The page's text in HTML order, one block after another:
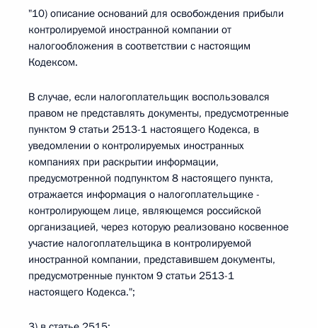
"10) описание оснований для освобождения прибыли
контролируемой иностранной компании от
налогообложения в соответствии с настоящим
Кодексом.
В случае, если налогоплательщик воспользовался
правом не представлять документы, предусмотренные
пунктом 9 статьи 2513-1 настоящего Кодекса, в
уведомлении о контролируемых иностранных
компаниях при раскрытии информации,
предусмотренной подпунктом 8 настоящего пункта,
отражается информация о налогоплательщике -
контролирующем лице, являющемся российской
организацией, через которую реализовано косвенное
участие налогоплательщика в контролируемой
иностранной компании, представившем документы,
предусмотренные пунктом 9 статьи 2513-1
настоящего Кодекса.";